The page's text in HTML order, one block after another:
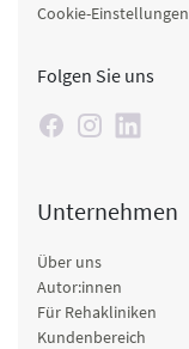
Cookie-Einstellungen
Folgen Sie uns
Unternehmen
Über uns
Autor:innen
Für Rehakliniken
Kundenbereich